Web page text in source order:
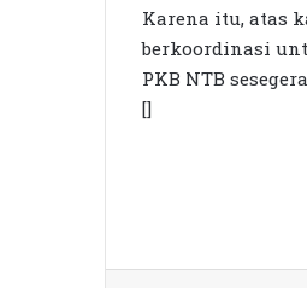
Karena itu, atas
berkoordinasi
PKB NTB
[]